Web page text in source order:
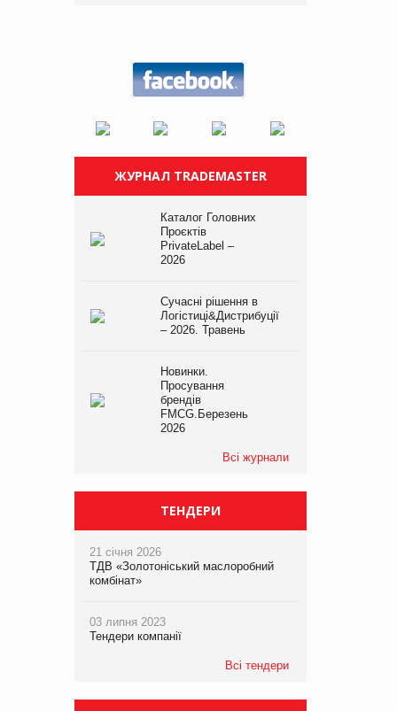
ЖУРНАЛ TRADEMASTER
Каталог Головних
Проєктів
PrivateLabel –
2026
Сучасні рішення в
Логістиці&Дистрибуції
– 2026. Травень
Новинки.
Просування
брендів
FMCG.Березень
2026
Всі журнали
ТЕНДЕРИ
21 січня 2026
ТДВ «Золотоніський маслоробний
комбінат»
03 липня 2023
Тендери компанії
Всі тендери